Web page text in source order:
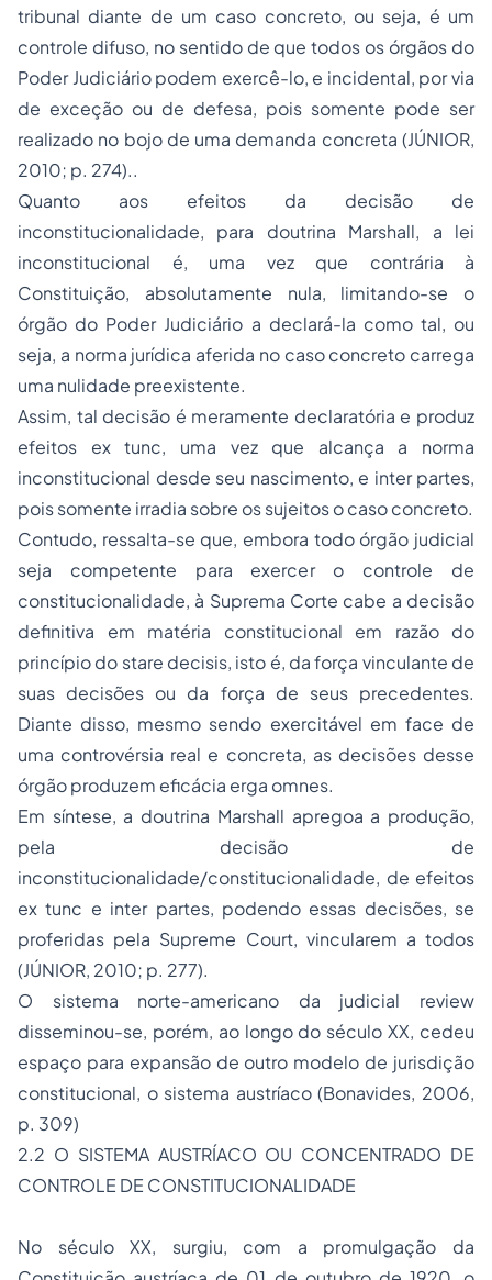
tribunal diante de um caso concreto, ou seja, é um
controle difuso, no sentido de que todos os órgãos do
Poder Judiciário podem exercê-lo, e incidental, por via
de exceção ou de defesa, pois somente pode ser
realizado no bojo de uma demanda concreta (JÚNIOR,
2010; p. 274)..
Quanto aos efeitos da decisão de
inconstitucionalidade, para doutrina Marshall, a lei
inconstitucional é, uma vez que contrária à
Constituição, absolutamente nula, limitando-se o
órgão do Poder Judiciário a declará-la como tal, ou
seja, a norma jurídica aferida no caso concreto carrega
uma nulidade preexistente.
Assim, tal decisão é meramente declaratória e produz
efeitos ex tunc, uma vez que alcança a norma
inconstitucional desde seu nascimento, e inter partes,
pois somente irradia sobre os sujeitos o caso concreto.
Contudo, ressalta-se que, embora todo órgão judicial
seja competente para exercer o controle de
constitucionalidade, à Suprema Corte cabe a decisão
definitiva em matéria constitucional em razão do
princípio do stare decisis, isto é, da força vinculante de
suas decisões ou da força de seus precedentes.
Diante disso, mesmo sendo exercitável em face de
uma controvérsia real e concreta, as decisões desse
órgão produzem eficácia erga omnes.
Em síntese, a doutrina Marshall apregoa a produção,
pela decisão de
inconstitucionalidade/constitucionalidade, de efeitos
ex tunc e inter partes, podendo essas decisões, se
proferidas pela Supreme Court, vincularem a todos
(JÚNIOR, 2010; p. 277).
O sistema norte-americano da judicial review
disseminou-se, porém, ao longo do século XX, cedeu
espaço para expansão de outro modelo de jurisdição
constitucional, o sistema austríaco (Bonavides, 2006,
p. 309)
2.2 O SISTEMA AUSTRÍACO OU CONCENTRADO DE
CONTROLE DE CONSTITUCIONALIDADE
No século XX, surgiu, com a promulgação da